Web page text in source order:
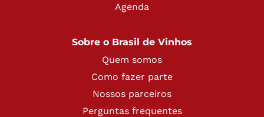
Agenda
Sobre o Brasil de Vinhos
Quem somos
Como fazer parte
Nossos parceiros
Perguntas frequentes